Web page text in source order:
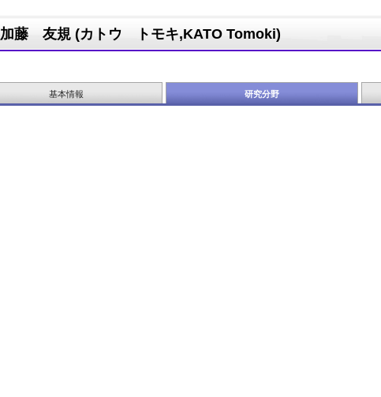
加藤 友規 (カトウ トモキ,KATO Tomoki)
基本情報 研究分野